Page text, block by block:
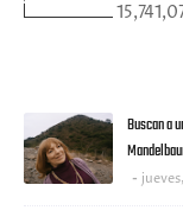
Buscan a